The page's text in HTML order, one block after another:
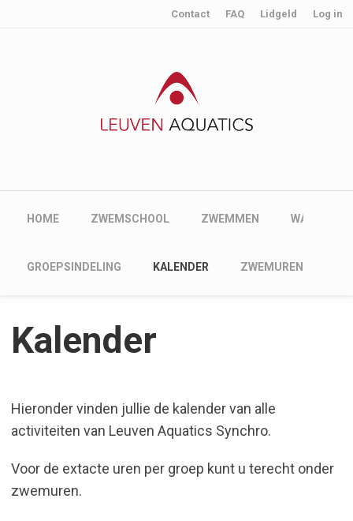
User account menu
Contact FAQ Lidgeld Log in
Main navigation
HOME ZWEMSCHOOL ZWEMMEN
Main navigation
GROEPSINDELING KALENDER ZWEMUREN
Kalender
Hieronder vinden jullie de kalender van alle
activiteiten van Leuven Aquatics Synchro.
Voor de extacte uren per groep kunt u terecht onder
zwemuren.